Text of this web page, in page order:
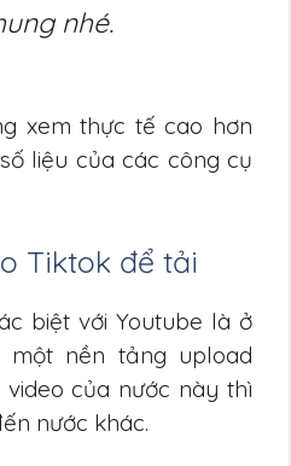
nhé.
xem thực tế cao hơn
liệu của các công cụ
Tiktok để tải
biệt với Youtube là ở
nền tảng upload
của nước này thì
nước khác.